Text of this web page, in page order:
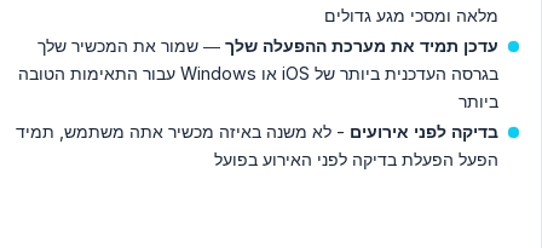
מלאה ומסכי מגע גדולים
עדכן תמיד את מערכת ההפעלה שלך — שמור את המכשיר שלך
בגרסה העדכנית ביותר של iOS או Windows עבור התאימות הטובה
ביותר
בדיקה לפני אירועים - לא משנה באיזה מכשיר אתה משתמש, תמיד
הפעל הפעלת בדיקה לפני האירוע בפועל